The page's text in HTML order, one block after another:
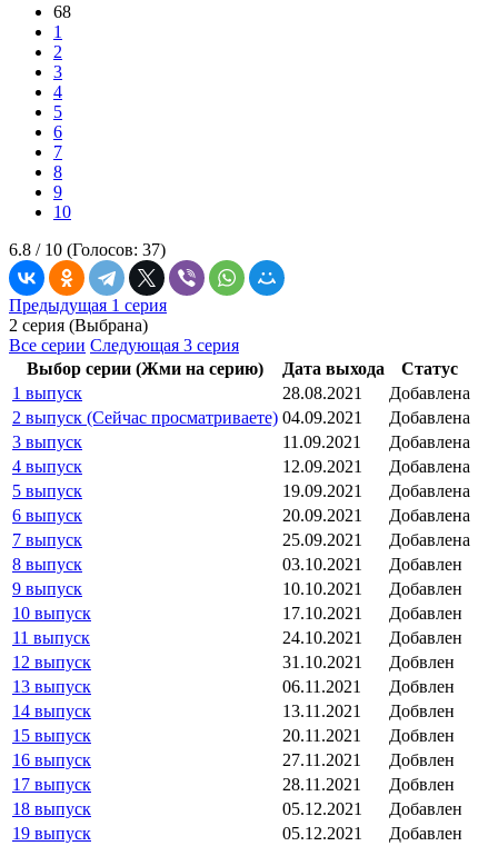
68
1
2
3
4
5
6
7
8
9
10
6.8 / 10 (Голосов: 37)
Предыдущая 1 серия
2 серия (Выбрана)
Все серии Следующая 3 серия
Выбор серии (Жми на серию)
Дата выхода
Статус
1 выпуск
28.08.2021
Добавлена
2 выпуск (Сейчас просматриваете) 04.09.2021
Добавлена
3 выпуск
11.09.2021
Добавлена
4 выпуск
12.09.2021
Добавлена
5 выпуск
19.09.2021
Добавлена
6 выпуск
20.09.2021
Добавлена
7 выпуск
25.09.2021
Добавлена
8 выпуск
03.10.2021
Добавлен
9 выпуск
10.10.2021
Добавлен
10 выпуск
17.10.2021
Добавлен
11 выпуск
24.10.2021
Добавлен
12 выпуск
31.10.2021
Добвлен
13 выпуск
06.11.2021
Добвлен
14 выпуск
13.11.2021
Добвлен
15 выпуск
20.11.2021
Добвлен
16 выпуск
27.11.2021
Добвлен
17 выпуск
28.11.2021
Добвлен
18 выпуск
05.12.2021
Добавлен
19 выпуск
05.12.2021
Добавлен